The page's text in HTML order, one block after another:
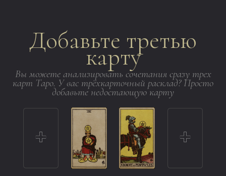
Добавьте третью
карту
Вы можете анализировать сочетания сразу трех
карт Таро. У вас трёхкарточный расклад? Просто
добавьте недостающую карту